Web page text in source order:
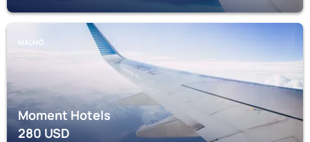
MALMÖ
Moment Hotels
280USD